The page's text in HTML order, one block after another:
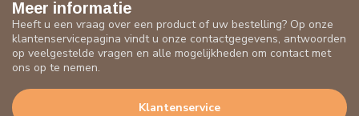
Meer informatie
Heeft u een vraag over een product of uw bestelling? Op onze
klantenservicepagina vindt u onze contactgegevens, antwoorden
op veelgestelde vragen en alle mogelijkheden om contact met
ons op te nemen.
Klantenservice